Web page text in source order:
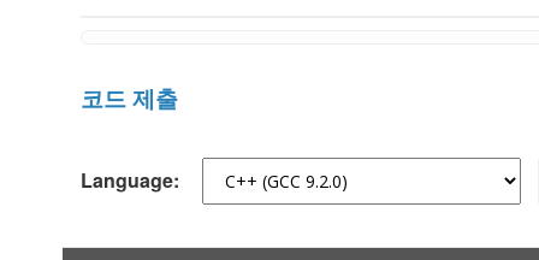
코드 제출
Language: